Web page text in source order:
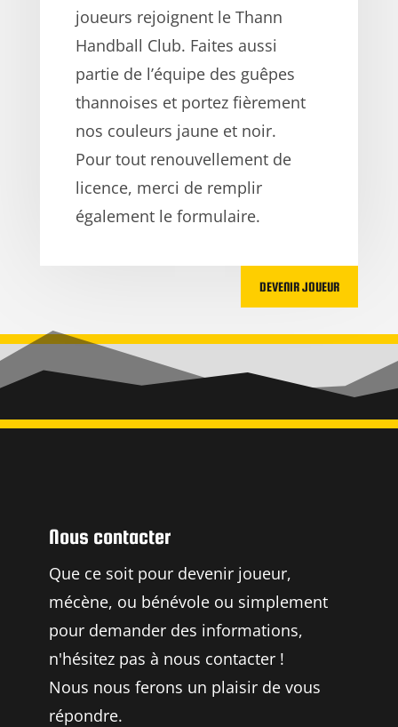
joueurs rejoignent le Thann
Handball Club. Faites aussi
partie de l’équipe des guêpes
thannoises et portez fièrement
nos couleurs jaune et noir.
Pour tout renouvellement de
licence, merci de remplir
également le formulaire.
DEVENIR JOUEUR
Nous contacter
Que ce soit pour devenir joueur,
mécène, ou bénévole ou simplement
pour demander des informations,
n'hésitez pas à nous contacter !
Nous nous ferons un plaisir de vous
répondre.